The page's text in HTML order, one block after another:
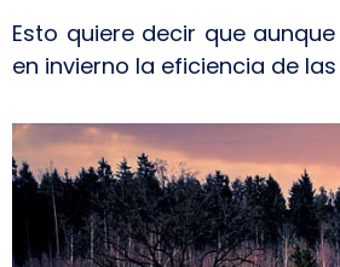
Esto quiere decir que
en invierno la eficiencia de